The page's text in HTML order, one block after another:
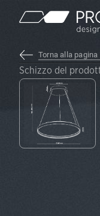
Contenuto
Torna alla
Schizzo del